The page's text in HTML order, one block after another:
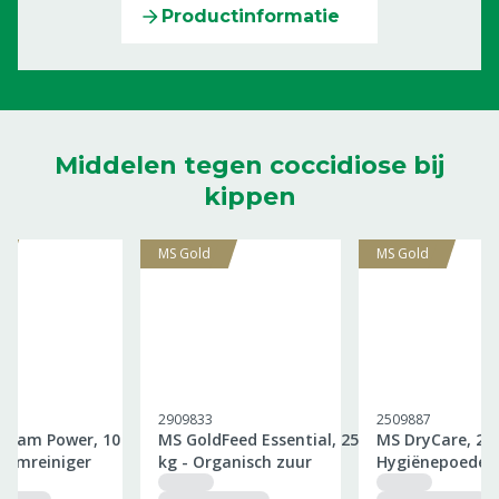
Productinformatie
Middelen tegen coccidiose bij
kippen
Power, 10
MS Gold
2909833
MS GoldFeed Essential, 25
kg - Organisch zuur
MS Gold
2509887
MS DryCare,
Hygiënepoeder